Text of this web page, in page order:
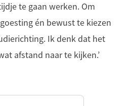
te gaan werken. Om
én bewust te kiezen
Ik denk dat het
afstand naar te kijken.’